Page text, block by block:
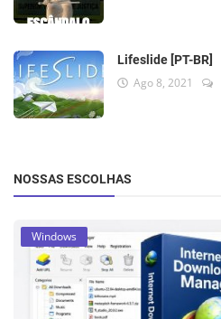
Lifeslide [PT-BR]
Ago 8, 2021
NOSSAS ESCOLHAS
Windows